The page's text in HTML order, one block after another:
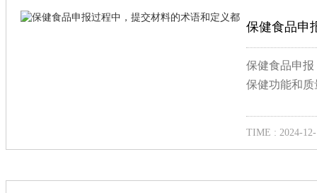
保健食品申
保健食品申
保健功能和
TIME : 2024-12-